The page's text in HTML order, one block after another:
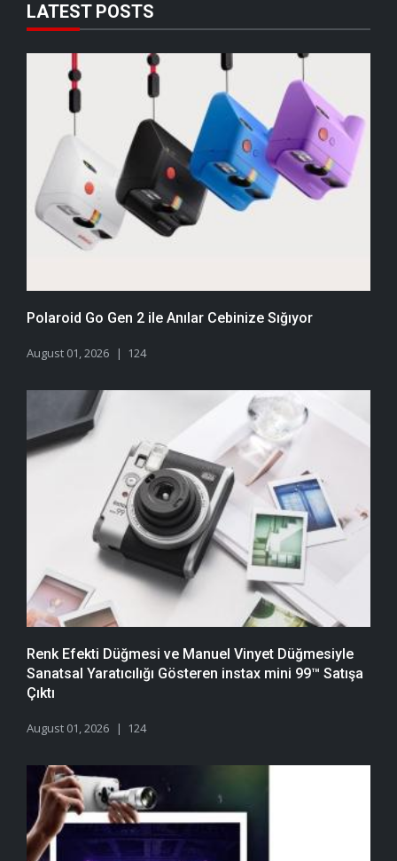
LATEST POSTS
Polaroid Go Gen 2 ile Anılar Cebinize Sığıyor
August 01, 2026 124
Renk Efekti Düğmesi ve Manuel Vinyet Düğmesiyle
Sanatsal Yaratıcılığı Gösteren instax mini 99™ Satışa
Çıktı
August 01, 2026 124